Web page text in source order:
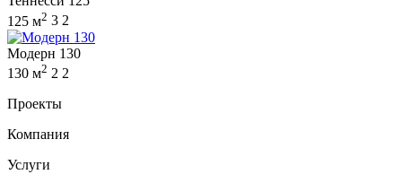
125 м2 3 2
Модерн 130
130 м2 2 2
Проекты
Компания
Услуги